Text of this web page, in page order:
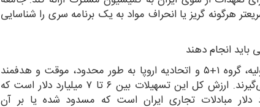
هرگونه گریز یا انحراف مواد به یک برنامه سری را شناسایی
به عنوان بخشی از این گام اولیه، گروه ۱+۵ و اتحادیه اروپا به طور محدود، موقت و هدفمند
تسهیلاتی برای ایران در نظرمی‌گیرند. ارزش کل این تسهیلات بین ۶ تا ۷ میلیارد دلار است که
از ۱۰۰ میلیارد دلار مبادلات تجاری ایران است که مسدود شده یا بر آن